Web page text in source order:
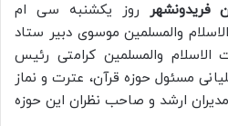
روز یکشنبه سی ام
والمسلمین موسوی دبیر ستاد
الاسلام والمسلمین کرامتی رئیس
مسئول حوزه قرآن، عترت و نماز
ارشد و صاحب نظران این حوزه